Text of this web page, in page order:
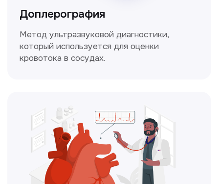
Консультация врачей
Простой и безболезненный метод
для оценки работы сердца.